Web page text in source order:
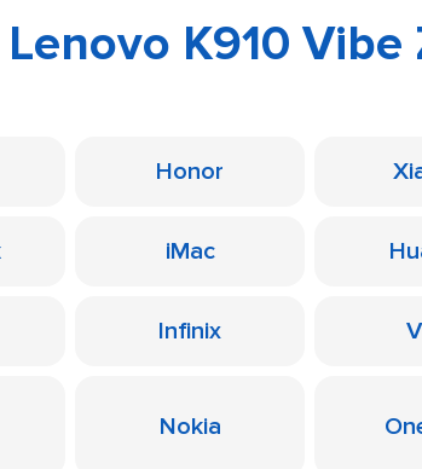
Lenovo K910 Vibe
Honor
iMac
Infinix
Nokia